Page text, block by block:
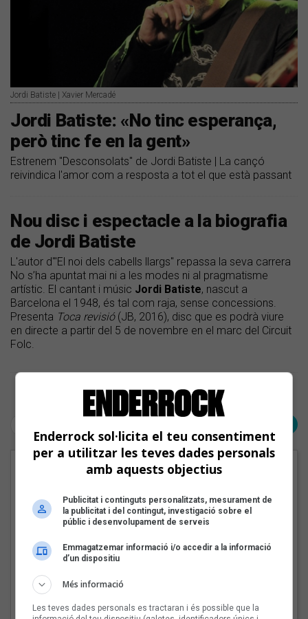
Jordi Batiste | Xavier Mercadé
Jordi Batiste: «No tinc esperança,
però tinc fe en la gent»
Estrenem "Desconsolats" de Jordi Batiste | La cançó
reivindica l'amor com a resposta a tot el que està passant
Nou disc i espectacle a la biografia
de Jordi Batiste
L'autor d'"El noi dels cabells llargs" repassa la seva carrera
No s’ha apuntat mai ni a les modes ni al pragmatisme
artístic. El cantant i músic Jordi Batiste, nascut a
Barcelona el 1948, és tal com raja, sense concessions.
Presenta Toca revisió(JB, 2016), disc que es podrà viure
en directe a partir del 5 de novembre en el marc del Circuit
Folc.
Pàgina 1 de 1
EN PORTADA
Enderrock sol·licita el teu consentiment
per a utilitzar les teves dades personals
amb aquests objectius
Publicitat i continguts personalitzats, mesurament de
la publicitat i del contingut, investigació sobre el
públic i desenvolupament de serveis
Emmagatzemar informació i/o accedir a la informació
d’un dispositiu
Més informació
Les teves dades personals es tractaran i és possible que la